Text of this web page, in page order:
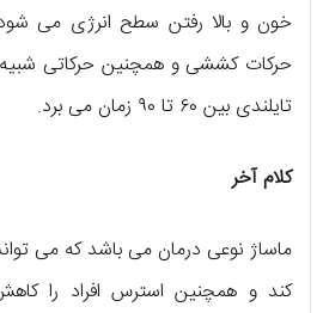
خون و بالا رفتن سطح انرژی می
حرکات کششی و همچنین حرکاتی شبیه
تایلندی بین ۶۰ تا ۹۰ زمان می برد.
کلام آخر
ماساژ نوعی درمان می باشد که می
کند و همچنین استرس افراد را